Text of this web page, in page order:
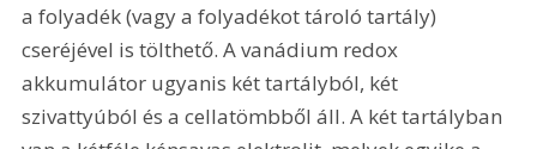
a folyadék (vagy a folyadékot tároló tartály)
cseréjével is tölthető. A vanádium redox
akkumulátor ugyanis két tartályból, két
szivattyúból és a cellatömbből áll. A két tartályban